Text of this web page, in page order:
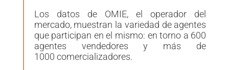
Los datos de OMIE, el operador del
mercado, muestran la variedad de agentes
que participan en el mismo: en torno a 600
agentes vendedores y más de
1000 comercializadores.